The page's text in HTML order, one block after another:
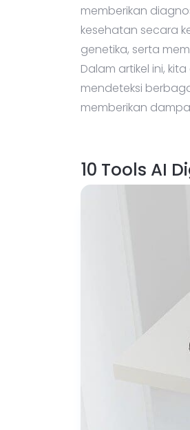
memberikan
kesehatan secara
genetika, serta
Dalam artikel ini,
mendeteksi
memberikan
10 Tools AI